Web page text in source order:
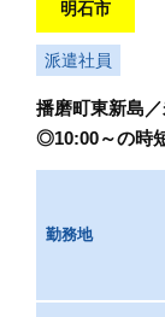
明石市
派遣社員
播磨町東新島
◎10:00～の時
勤務地